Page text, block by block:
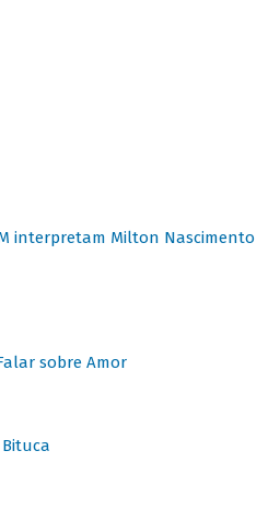
interpretam Milton Nascimento
sobre Amor
Bituca